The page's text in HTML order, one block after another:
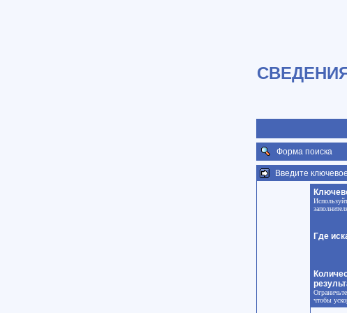
Форма поиска
Введите
Где
чтобы